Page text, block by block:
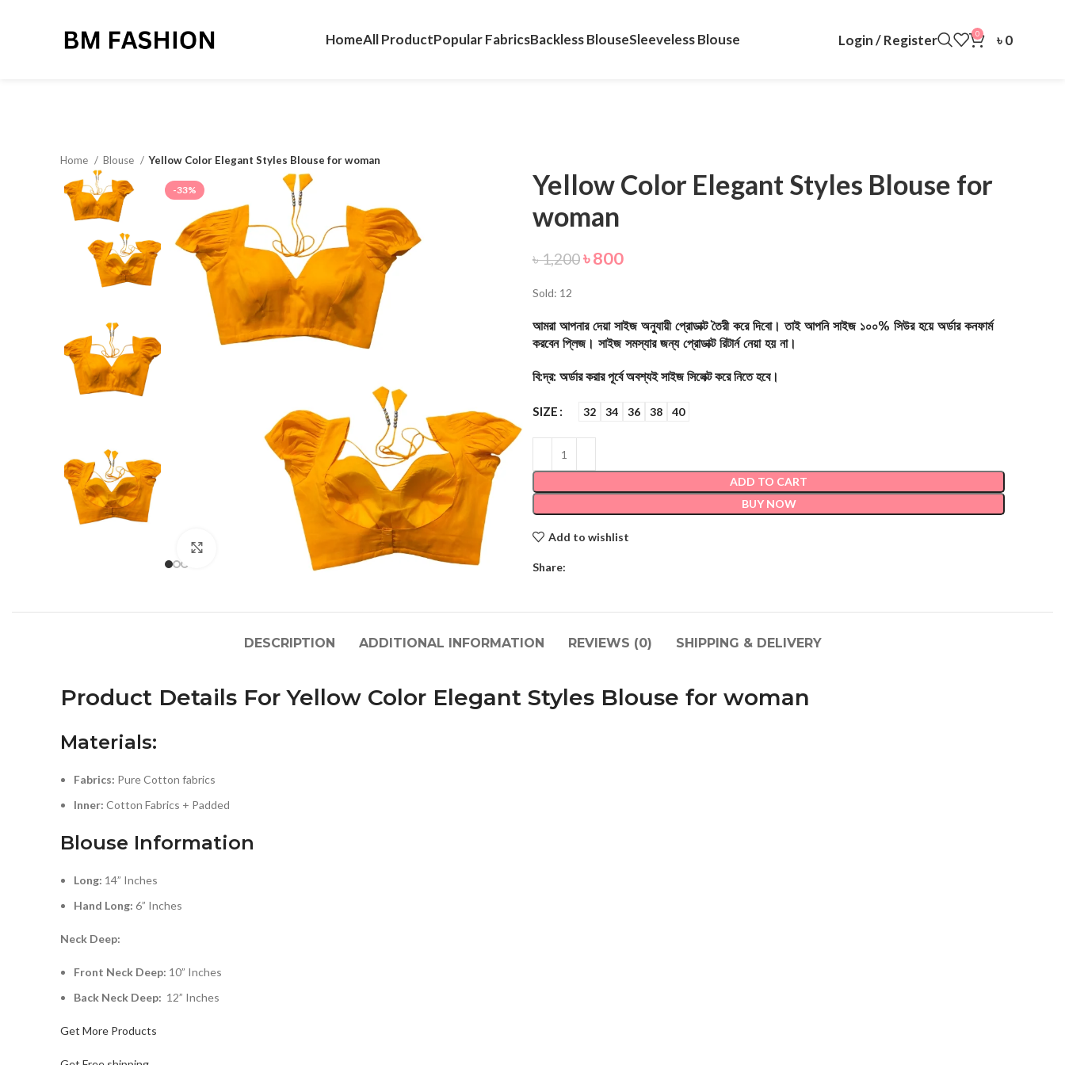
HomeAll ProductPopular FabricsBackless BlouseSleeveless Blouse Login / Register 0 ৳0
Home Blouse Yellow Color Elegant Styles Blouse for woman
-33%
Yellow Color Elegant Styles Blouse for
woman
৳1,200৳800
Sold: 12
আমরা আপনার দেয়া সাইজ অনুযায়ী প্রোডাক্ট তৈরী করে দিবো। তাই আপনি সাইজ ১০০% সিউর হয়ে অর্ডার কনফার্ম
করবেন প্লিজ। সাইজ সমস্যার জন্য প্রোডাক্ট রিটার্ন নেয়া হয় না।
বি:দ্র: অর্ডার করার পূর্বে অবশ্যই সাইজ সিলেক্ট করে নিতে হবে।
SIZE 32 34 36 38 40
ADD TO CART
BUY NOW
Add to wishlist
Share:
DESCRIPTION ADDITIONAL INFORMATION REVIEWS (0) SHIPPING & DELIVERY
Product Details For Yellow Color Elegant Styles Blouse for woman
Materials:
Fabrics: Pure Cotton fabrics
Inner: Cotton Fabrics + Padded
Blouse Information
Long: 14” Inches
Hand Long: 6” Inches
Neck Deep:
Front Neck Deep: 10” Inches
Back Neck Deep: 12” Inches
Get More Products